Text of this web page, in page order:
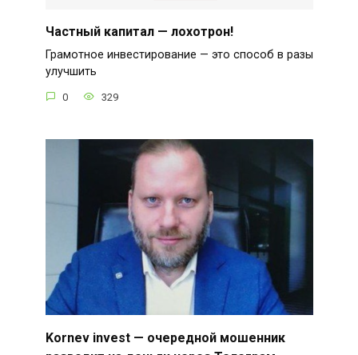
Частный капитал — лохотрон!
Грамотное инвестирование — это способ в разы
улучшить
0 329
Kornev invest — очередной мошенник